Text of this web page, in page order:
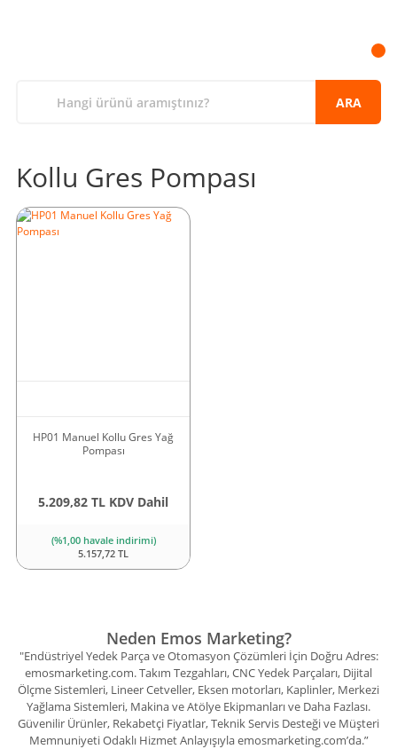
ARA
Kollu Gres Pompası
HP01 Manuel Kollu Gres Yağ
Pompası
5.209,82 TL KDV Dahil
(%1,00 havale indirimi)
5.157,72 TL
Neden Emos Marketing?
"Endüstriyel Yedek Parça ve Otomasyon Çözümleri İçin Doğru Adres:
emosmarketing.com. Takım Tezgahları, CNC Yedek Parçaları, Dijital
Ölçme Sistemleri, Lineer Cetveller, Eksen motorları, Kaplinler, Merkezi
Yağlama Sistemleri, Makina ve Atölye Ekipmanları ve Daha Fazlası.
Güvenilir Ürünler, Rekabetçi Fiyatlar, Teknik Servis Desteği ve Müşteri
Memnuniyeti Odaklı Hizmet Anlayışıyla emosmarketing.com’da.”